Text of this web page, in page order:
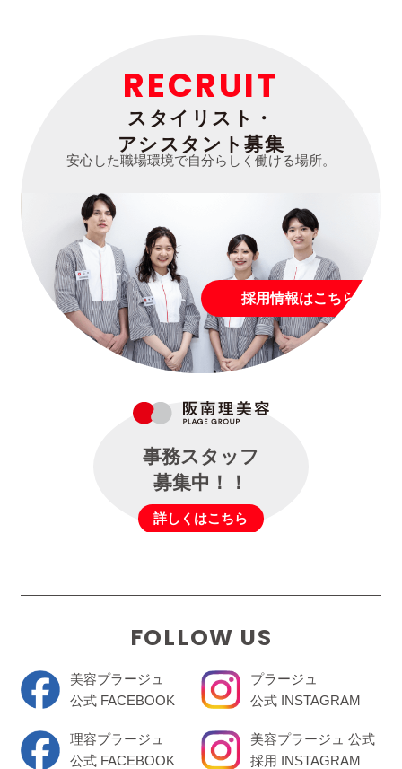
RECRUIT
スタイリスト・
アシスタント募集
安心した職場環境で自分らしく働ける場所。
採用情報はこちら
事務スタッフ
募集中！！
詳しくはこちら
FOLLOW US
美容プラージュ
公式 FACEBOOK
理容プラージュ
公式 FACEBOOK
プラージュ
公式 INSTAGRAM
美容プラージュ 公式
採用 INSTAGRAM